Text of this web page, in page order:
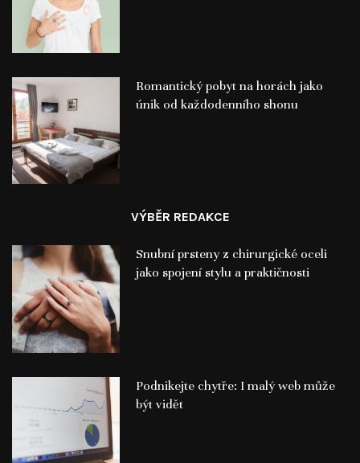
Romantický pobyt na horách jako
únik od každodenního shonu
VÝBĚR REDAKCE
Snubní prsteny z chirurgické oceli
jako spojení stylu a praktičnosti
Podnikejte chytře: I malý web může
být vidět